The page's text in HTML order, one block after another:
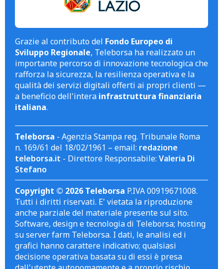
Grazie al contributo del Fondo Europeo di
Sviluppo Regionale, Teleborsa ha realizzato un
importante percorso di innovazione tecnologica che
rafforza la sicurezza, la resilienza operativa e la
qualità dei servizi digitali offerti ai propri clienti —
a beneficio dell'intera infrastruttura finanziaria
italiana.
Teleborsa - Agenzia Stampa reg. Tribunale Roma
n. 169/61 del 18/02/1961 – email: redazione
teleborsa.it - Direttore Responsabile: Valeria Di
Stefano
Copyright © 2026 Teleborsa P.IVA 00919671008.
Tutti i diritti riservati. E' vietata la riproduzione
anche parziale del materiale presente sul sito.
Software, design e tecnologia di Teleborsa; hosting
su server farm Teleborsa. I dati, le analisi ed i
grafici hanno carattere indicativo; qualsiasi
decisione operativa basata su di essi è presa